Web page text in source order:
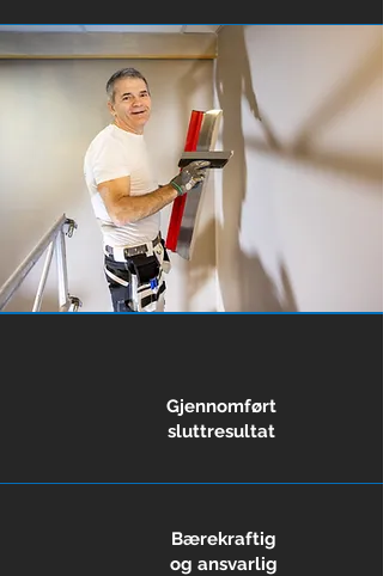
Gjennomført
sluttresultat
Bærekraftig
og ansvarlig